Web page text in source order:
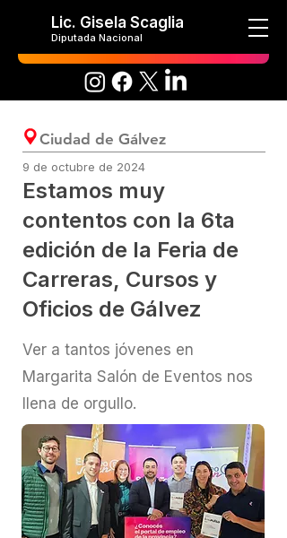
Lic. Gisela Scaglia
Diputada Nacional
Ciudad de Gálvez
9 de octubre de 2024
Estamos muy
contentos con la 6ta
edición de la Feria de
Carreras, Cursos y
Oficios de Gálvez
Ver a tantos jóvenes en
Margarita Salón de Eventos nos
llena de orgullo.